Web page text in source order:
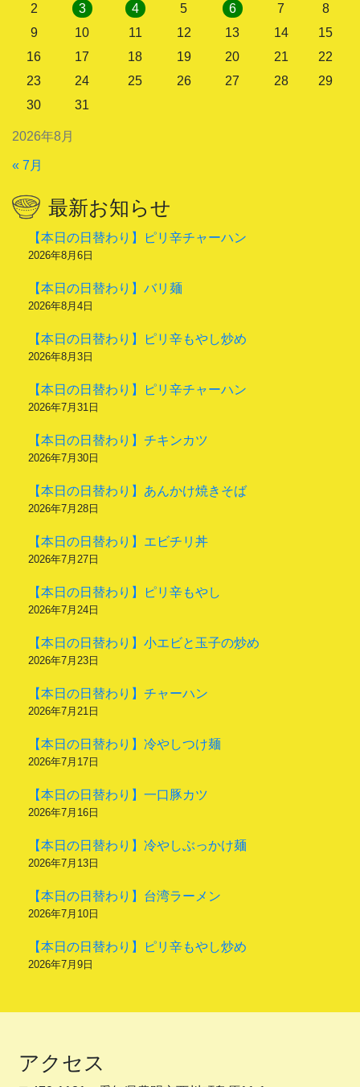
2026年8月
2
3 4 5 6 7
8
9
10 11 12 13 14
15
16
17 18 19 20 21
22
23
24 25 26 27 28
29
30
31
« 7月
最新お知らせ
【本日の日替わり】ピリ辛チャーハン
2026年8月6日
【本日の日替わり】バリ麺
2026年8月4日
【本日の日替わり】ピリ辛もやし炒め
2026年8月3日
【本日の日替わり】ピリ辛チャーハン
2026年7月31日
【本日の日替わり】チキンカツ
2026年7月30日
【本日の日替わり】あんかけ焼きそば
2026年7月28日
【本日の日替わり】エビチリ丼
2026年7月27日
【本日の日替わり】ピリ辛もやし
2026年7月24日
【本日の日替わり】小エビと玉子の炒め
2026年7月23日
【本日の日替わり】チャーハン
2026年7月21日
【本日の日替わり】冷やしつけ麺
2026年7月17日
【本日の日替わり】一口豚カツ
2026年7月16日
【本日の日替わり】冷やしぶっかけ麺
2026年7月13日
【本日の日替わり】台湾ラーメン
2026年7月10日
【本日の日替わり】ピリ辛もやし炒め
2026年7月9日
アクセス